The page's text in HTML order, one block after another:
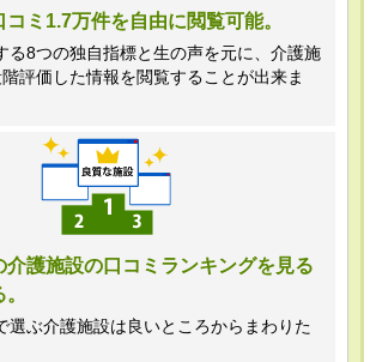
よる個人情報の取得、利用は
りません。
クリエイターズネクスト個人情
理者 窪田望
21-7070
間 10時～19時 土日祝日除
のお電話はお断りいたします）
ミ1.7万件を自由に閲覧可能。
る8つの独自指標と生の声を元に、介護施
評価した情報を閲覧することが出来ま
介護施設の口コミランキングを見る
選ぶ介護施設は良いところからまわりた